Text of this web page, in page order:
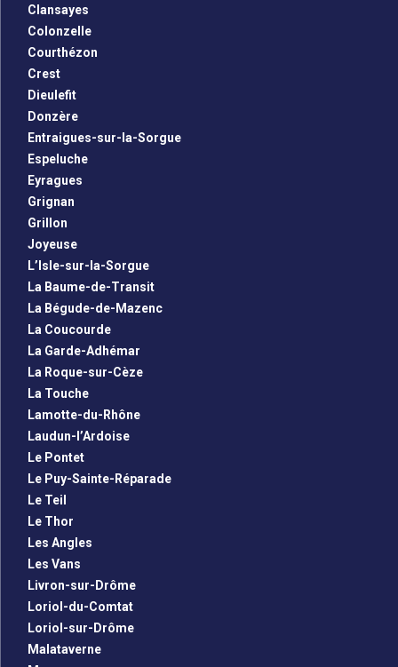
Clansayes
Colonzelle
Courthézon
Crest
Dieulefit
Donzère
Entraigues-sur-la-Sorgue
Espeluche
Eyragues
Grignan
Grillon
Joyeuse
L’Isle-sur-la-Sorgue
La Baume-de-Transit
La Bégude-de-Mazenc
La Coucourde
La Garde-Adhémar
La Roque-sur-Cèze
La Touche
Lamotte-du-Rhône
Laudun-l’Ardoise
Le Pontet
Le Puy-Sainte-Réparade
Le Teil
Le Thor
Les Angles
Les Vans
Livron-sur-Drôme
Loriol-du-Comtat
Loriol-sur-Drôme
Malataverne